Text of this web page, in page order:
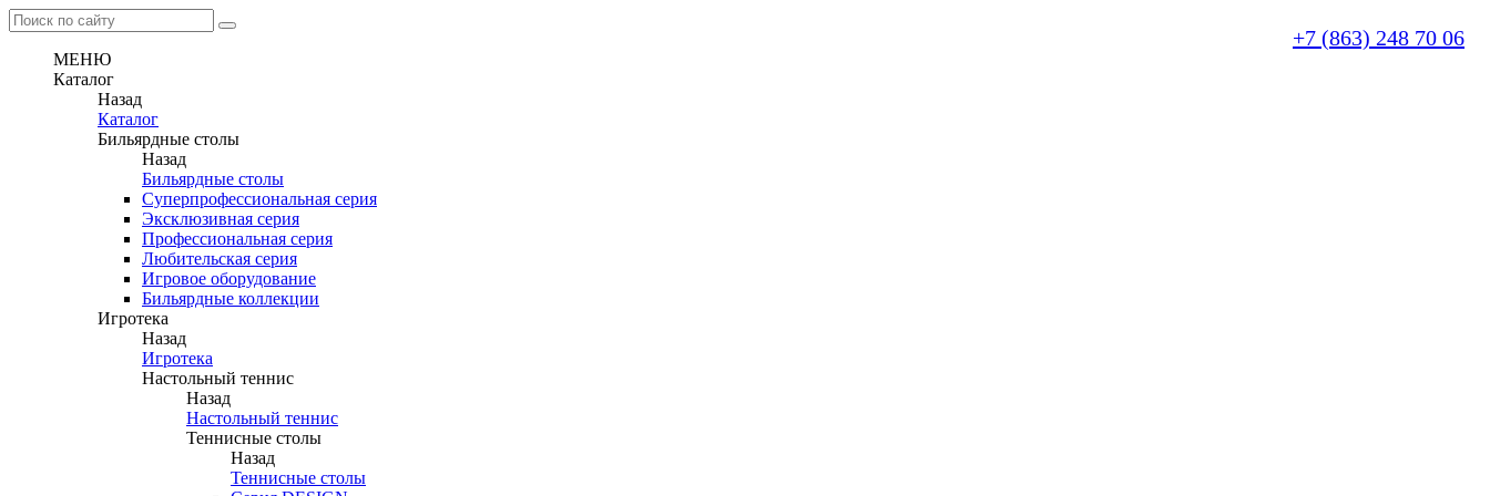
+7 (863) 248 70 06
МЕНЮ
Каталог
Назад
Каталог
Бильярдные столы
Назад
Бильярдные столы
Суперпрофессиональная серия
Эксклюзивная серия
Профессиональная серия
Любительская серия
Игровое оборудование
Бильярдные коллекции
Игротека
Назад
Игротека
Настольный теннис
Назад
Настольный теннис
Теннисные столы
Назад
Теннисные столы